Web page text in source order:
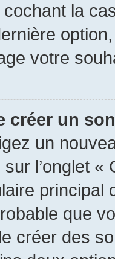
la
votre
créer un
un
l’onglet
principal
que
créer des